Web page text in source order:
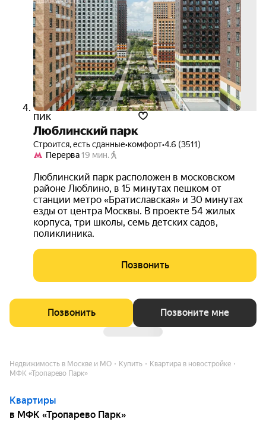
ПИК
Люблинский парк
Строится, есть сданные•комфорт•4.6 (3511)
Перерва19 мин.
Люблинский парк расположен в московском
районе Люблино, в 15 минутах пешком от
станции метро «Братиславская» и 30 минутах
езды от центра Москвы. В проекте 54 жилых
корпуса, три школы, семь детских садов,
поликлиника.
Позвонить
Позвонить Позвоните мне
Недвижимость в Москве и МО Купить
Квартира в новостройке
МФК «Тропарево Парк»
Квартиры
в МФК «Тропарево Парк»